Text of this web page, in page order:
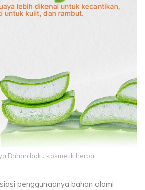
Bahan baku kosmetik herbal
penggunaanya bahan alami